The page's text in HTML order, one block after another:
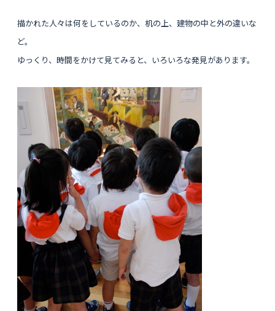
描かれた人々は何をしているのか、机の上、建物の中と外の違いな
ど。
ゆっくり、時間をかけて見てみると、いろいろな発見があります。